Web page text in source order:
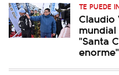
TE PUEDE
Claudio
"Santa
enorme"